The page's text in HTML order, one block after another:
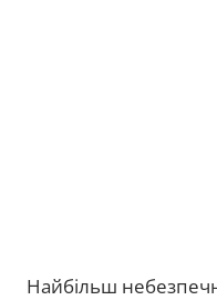
Найбільш